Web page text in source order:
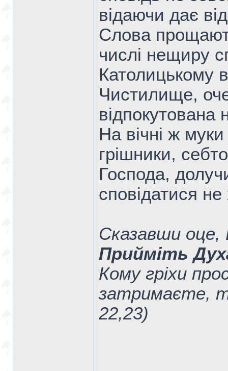
відаючи дає
Слова
числі нещиру
Католицькому
Чистилище,
відпокутована
На вічні ж
грішники,
Господа,
сповідатися
Сказавши оце,
Прийміть
Кому гріхи
затримаєте,
22,23)